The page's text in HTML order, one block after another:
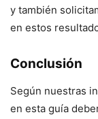
y también
en estos
Conclusión
Según nuestras
en esta guía